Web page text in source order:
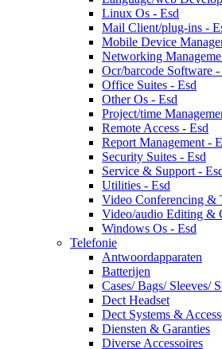
Linux Os - Esd
Mail Client/plug-ins -
Mobile Device
Networking
Ocr/barcode Software -
Office Suites - Esd
Other Os - Esd
Project/time
Remote Access - Esd
Report Management -
Security Suites - Esd
Service & Support -
Utilities - Esd
Video Conferencing &
Video/audio Editing &
Windows Os - Esd
Telefonie
Antwoordapparaten
Batterijen
Cases/ Bags/ Sleeves/
Dect Headset
Dect Systems &
Diensten & Garanties
Diverse Accessoires